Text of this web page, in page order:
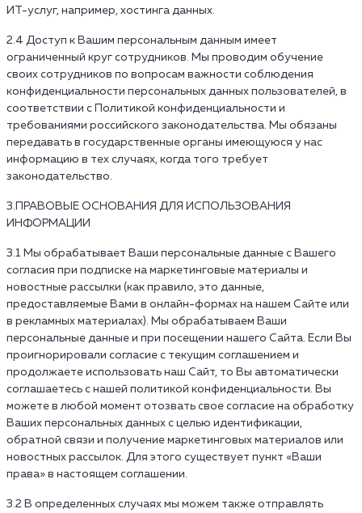
ИТ-услуг, например, хостинга данных.
2.4 Доступ к Вашим персональным данным имеет
ограниченный круг сотрудников. Мы проводим обучение
своих сотрудников по вопросам важности соблюдения
конфиденциальности персональных данных пользователей, в
соответствии с Политикой конфиденциальности и
требованиями российского законодательства. Мы обязаны
передавать в государственные органы имеющуюся у нас
информацию в тех случаях, когда того требует
законодательство.
3.ПРАВОВЫЕ ОСНОВАНИЯ ДЛЯ ИСПОЛЬЗОВАНИЯ
ИНФОРМАЦИИ
3.1 Мы обрабатывает Ваши персональные данные с Вашего
согласия при подписке на маркетинговые материалы и
новостные рассылки (как правило, это данные,
предоставляемые Вами в онлайн-формах на нашем Сайте или
в рекламных материалах). Мы обрабатываем Ваши
персональные данные и при посещении нашего Сайта. Если Вы
проигнорировали согласие с текущим соглашением и
продолжаете использовать наш Сайт, то Вы автоматически
соглашаетесь с нашей политикой конфиденциальности. Вы
можете в любой момент отозвать свое согласие на обработку
Ваших персональных данных с целью идентификации,
обратной связи и получение маркетинговых материалов или
новостных рассылок. Для этого существует пункт «Ваши
права» в настоящем соглашении.
3.2 В определенных случаях мы можем также отправлять